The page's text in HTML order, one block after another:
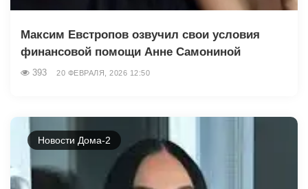
Максим Евстропов озвучил свои условия
финансовой помощи Анне Самониной
393 20 ФЕВРАЛЯ, 2026 12:50
Новости Дома-2